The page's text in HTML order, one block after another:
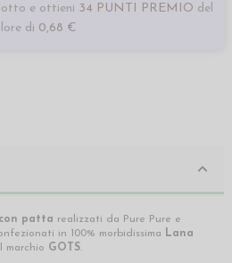
e ottieni 34 PUNTI PREMIO del
di 0,68 €
con patta realizzati da Pure Pure e
in 100% morbidissima Lana
marchio GOTS.